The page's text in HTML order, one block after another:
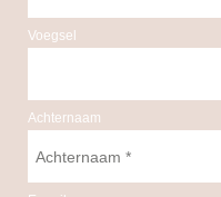
Voegsel
Achternaam